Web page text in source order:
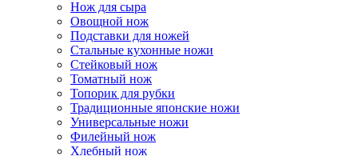
Нож для сыра
Овощной нож
Подставки для ножей
Стальные кухонные ножи
Стейковый нож
Томатный нож
Топорик для рубки
Традиционные японские ножи
Универсальные ножи
Филейный нож
Хлебный нож